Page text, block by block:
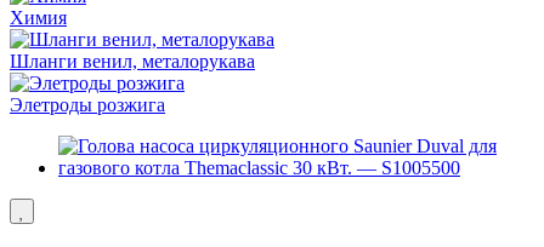
Химия
Шланги венил, металорукава
Элетроды розжига